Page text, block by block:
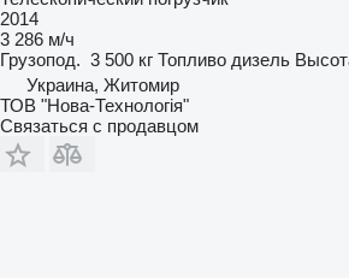
2014
3 286 м/ч
Грузопод. 3 500 кг Топливо дизель
Украина, Житомир
ТОВ "Нова-Технологія"
Связаться с продавцом